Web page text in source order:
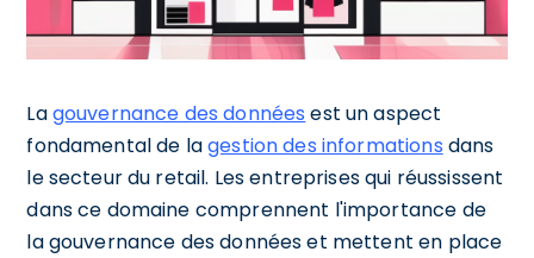
Lagouvernance des données est un aspect
fondamental de lagestion des informations dans
le secteur du retail. Les entreprises qui réussissent
dans ce domaine comprennent l'importance de
la gouvernance des données et mettent en place